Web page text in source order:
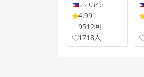
フィリピン
4.99
9512回
1718人